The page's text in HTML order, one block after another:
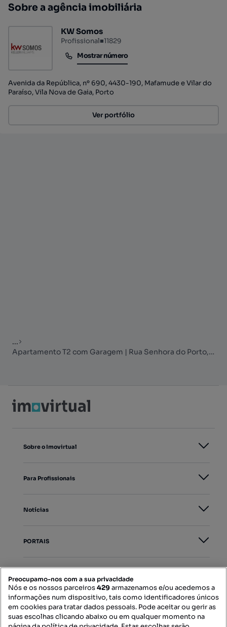
Sobre a agência imobiliária
KW Somos
Profissional■11829
Mostrar número
Mostrar número
Avenida da República, nº 690, 4430-190, Mafamude e Vilar do
Paraíso, Vila Nova de Gaia, Porto
Ver portfólio
...
Apartamento T2 com Garagem | Rua Senhora do Porto, Ramalde – Porto
Sobre o Imovirtual
Para Profissionais
Notícias
PORTAIS
Contacte-nos
Preocupamo-nos com a sua privacidade
Nós e os nossos parceiros429armazenamos e/ou acedemos a
informações num dispositivo, tais como identificadores únicos
em cookies para tratar dados pessoais. Pode aceitar ou gerir as
suas escolhas clicando abaixo ou em qualquer momento na